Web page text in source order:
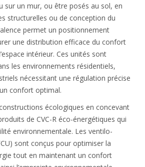
sur un mur, ou être posés au sol, en
structurelles ou de conception du
permet un positionnement
une distribution efficace du confort
intérieur. Ces unités sont
les environnements résidentiels,
nécessitant une régulation précise
confort optimal.
écologiques en concevant
de CVC-R éco-énergétiques qui
environnementale. Les ventilo-
sont conçus pour optimiser la
tout en maintenant un confort